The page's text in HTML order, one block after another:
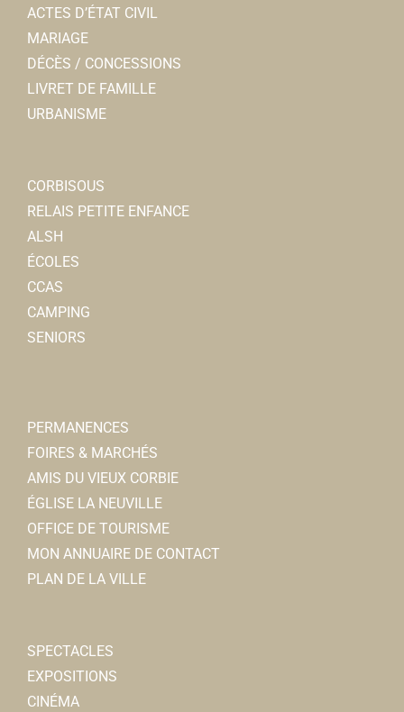
ACTES D’ÉTAT CIVIL
MARIAGE
DÉCÈS / CONCESSIONS
LIVRET DE FAMILLE
URBANISME
CORBISOUS
RELAIS PETITE ENFANCE
ALSH
ÉCOLES
CCAS
CAMPING
SENIORS
PERMANENCES
FOIRES & MARCHÉS
AMIS DU VIEUX CORBIE
ÉGLISE LA NEUVILLE
OFFICE DE TOURISME
MON ANNUAIRE DE CONTACT
PLAN DE LA VILLE
SPECTACLES
EXPOSITIONS
CINÉMA